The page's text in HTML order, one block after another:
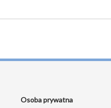
Osoba prywatna